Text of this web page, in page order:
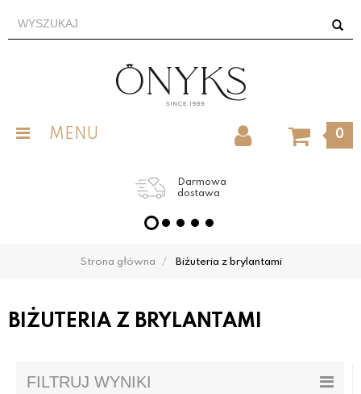
MENU 0
Strona główna Biżuteria z brylantami
BIŻUTERIA Z BRYLANTAMI
FILTRUJ WYNIKI